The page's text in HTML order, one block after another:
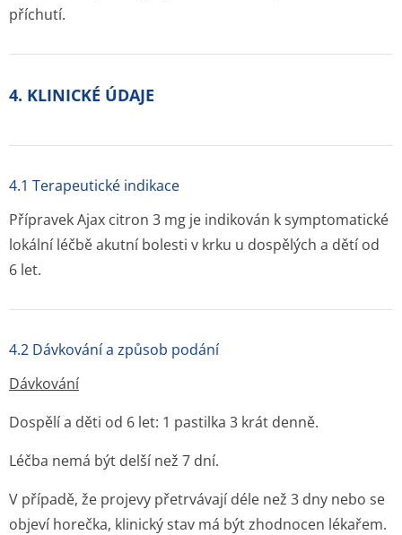
příchutí.
4. KLINICKÉ ÚDAJE
4.1 Terapeutické indikace
Přípravek Ajax citron 3 mg je indikován k symptomatické
lokální léčbě akutní bolesti v krku u dospělých a dětí od
6 let.
4.2 Dávkování a způsob podání
Dávkování
Dospělí a děti od 6 let: 1 pastilka 3 krát denně.
Léčba nemá být delší než 7 dní.
V případě, že projevy přetrvávají déle než 3 dny nebo se
objeví horečka, klinický stav má být zhodnocen lékařem.